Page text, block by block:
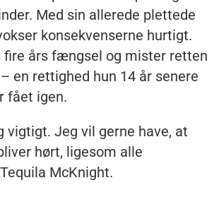
Med sin allerede plettede
konsekvenserne hurtigt.
fire års fængsel og mister retten
en rettighed hun 14 år senere
fået igen.
vigtigt. Jeg vil gerne have, at
hørt, ligesom alle
McKnight.